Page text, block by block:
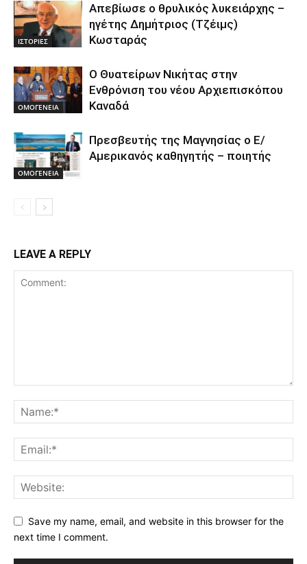
ΙΣΤΟΡΙΕΣ
Απεβίωσε ο θρυλικός λυκειάρχης –
ηγέτης Δημήτριος (Τζέιμς)
Κωσταράς
ΟΜΟΓΕΝΕΙΑ
O Θυατείρων Νικήτας στην
Ενθρόνιση του νέου Αρχιεπισκόπου
Καναδά
ΟΜΟΓΕΝΕΙΑ
Πρεσβευτής της Μαγνησίας ο Ε/
Αμερικανός καθηγητής – ποιητής
LEAVE A REPLY
Save my name, email, and website in this browser for the
next time I comment.